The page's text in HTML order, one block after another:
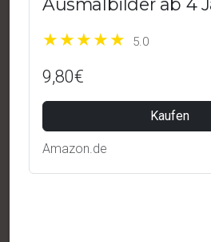
5.0
9,80€
Kaufen
Amazon.de